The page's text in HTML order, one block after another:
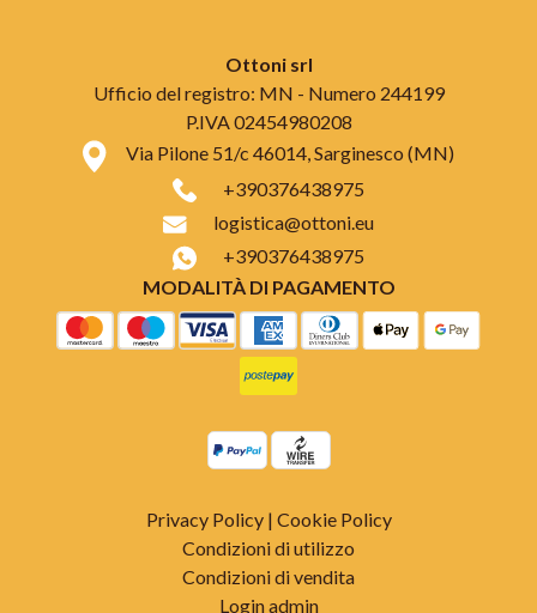
Ottoni srl
Ufficio del registro: MN - Numero 244199
P.IVA 02454980208
Via Pilone 51/c 46014, Sarginesco (MN)
+390376438975
logistica@ottoni.eu
+390376438975
MODALITÀ DI PAGAMENTO
Privacy Policy| Cookie Policy
Condizioni di utilizzo
Condizioni di vendita
Login admin